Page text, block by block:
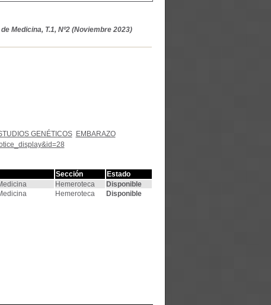
Medicina, T.1, Nº2 (Noviembre 2023)
GENÉTICOS
EMBARAZO
Sección
Estado
Hemeroteca
Disponible
Hemeroteca Disponible